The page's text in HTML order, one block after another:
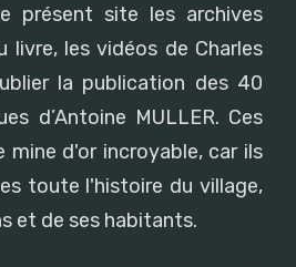
présent site les archives
livre, les vidéos de Charles
la publication des 40
d’Antoine MULLER. Ces
mine d'or incroyable, car ils
toute l'histoire du village,
et de ses habitants.